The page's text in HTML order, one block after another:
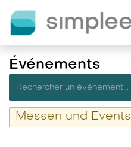
Événements
Messen und Events